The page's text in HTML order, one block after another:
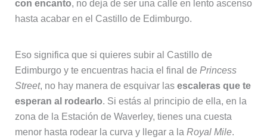
con encanto, no deja de ser una calle en lento ascenso
hasta acabar en el Castillo de Edimburgo.
Eso significa que si quieres subir al Castillo de
Edimburgo y te encuentras hacia el final de Princess
Street, no hay manera de esquivar las escaleras que te
esperan al rodearlo. Si estás al principio de ella, en la
zona de la Estación de Waverley, tienes una cuesta
menor hasta rodear la curva y llegar a la Royal Mile.